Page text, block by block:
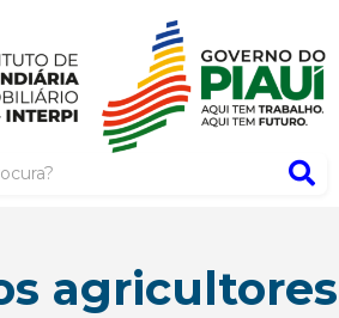
agricultores